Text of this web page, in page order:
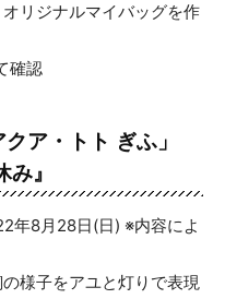
リジナルマイバッグを作
確認
ア・トト ぎふ」
』
年8月28日(日) ※内容によ
様子をアユと灯りで表現